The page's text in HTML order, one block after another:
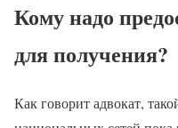
Кому надо
для получения?
Как говорит адвокат,